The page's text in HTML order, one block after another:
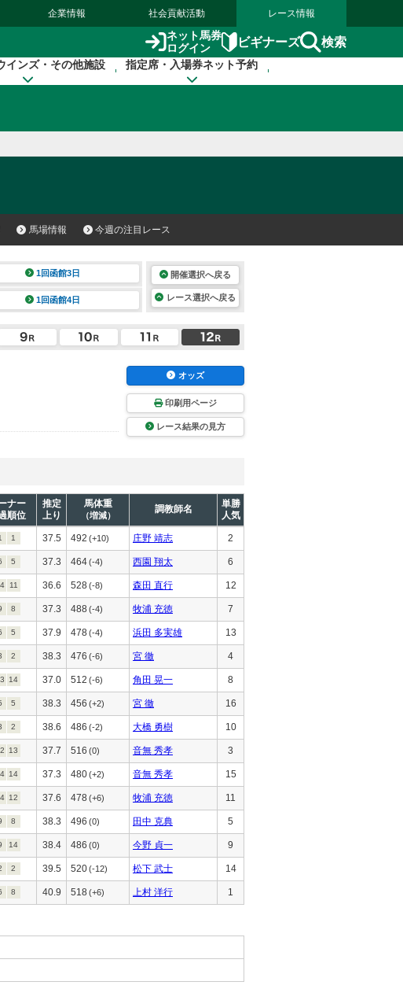
企業情報 社会貢献活動 レース情報
ネット馬券
ログイン
ビギナーズ 検索
インズ・その他施設 指定席・入場券ネット予約
馬場情報 今週の注目レース
1回函館3日
1回函館4日
開催選択へ戻る
レース選択へ戻る
オッズ
印刷用ページ
レース結果の見方
ナー
順位
推定
上り
馬体重
（増減）
調教師名
単勝
人気
1 37.5 492 (+10) 庄野 靖志 2
5 37.3 464(-4) 西園 翔太 6
11 36.6 528(-8) 森田 直行 12
8 37.3 488 (-4) 牧浦 充徳 7
5 37.9 478(-4) 浜田 多実雄 13
2 38.3 476 (-6) 宮 徹 4
14 37.0 512 (-6) 角田 晃一 8
5 38.3 456 (+2) 宮 徹 16
2 38.6 486 (-2) 大橋 勇樹 10
13 37.7 516 (0) 音無 秀孝 3
14 37.3 480(+2) 音無 秀孝 15
12 37.6 478 (+6) 牧浦 充徳 11
8 38.3 496 (0) 田中 克典 5
14 38.4 486 (0) 今野 貞一 9
2 39.5 520(-12) 松下 武士 14
8 40.9 518 (+6) 上村 洋行 1